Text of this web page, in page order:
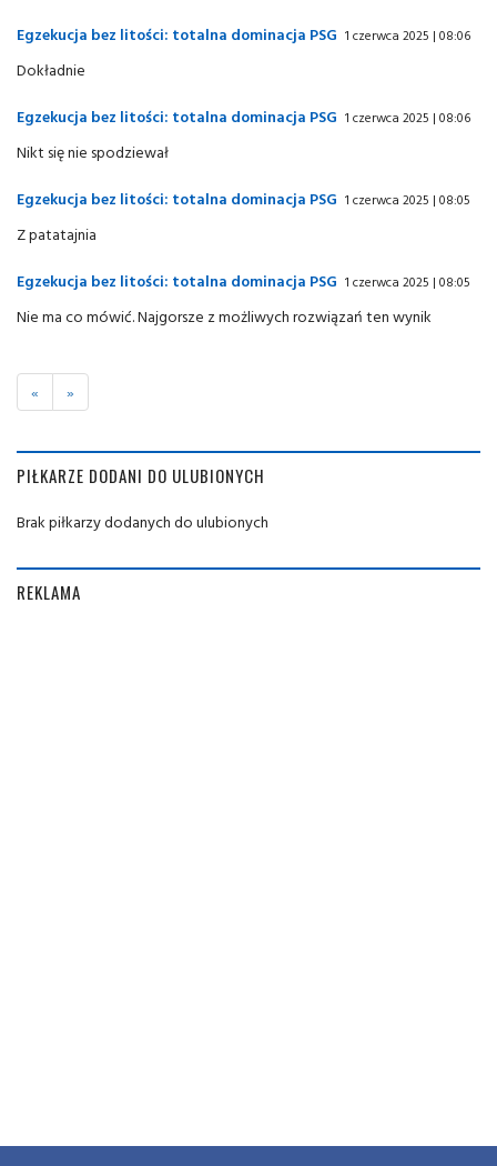
Egzekucja bez litości: totalna dominacja PSG 1 czerwca 2025 | 08:06
Dokładnie
Egzekucja bez litości: totalna dominacja PSG 1 czerwca 2025 | 08:06
Nikt się nie spodziewał
Egzekucja bez litości: totalna dominacja PSG 1 czerwca 2025 | 08:05
Z patatajnia
Egzekucja bez litości: totalna dominacja PSG 1 czerwca 2025 | 08:05
Nie ma co mówić. Najgorsze z możliwych rozwiązań ten wynik
« »
PIŁKARZE DODANI DO ULUBIONYCH
Brak piłkarzy dodanych do ulubionych
REKLAMA